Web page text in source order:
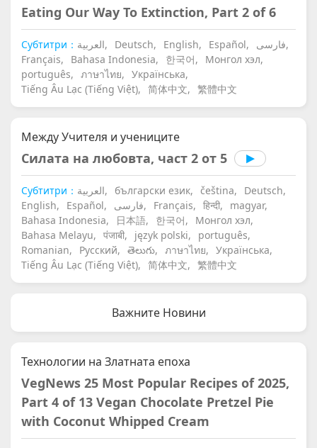
Eating Our Way To Extinction, Part 2 of 6
Субтитри： العربية, Deutsch, English, Español,
فارسی,
Français,
Bahasa Indonesia, 한국어,
Монгол хэл,
português, ภาษาไทย, Українська,
Tiếng Âu Lạc (Tiếng Việt), 简体中文, 繁體中文
Между Учителя и учениците
Силата на любовта, част 2 от 5
Субтитри： العربية, български език, čeština,
Deutsch,
English,
Español, فارسی, Français, हिन्दी,
magyar,
Bahasa Indonesia,
日本語, 한국어,
Монгол хэл,
Bahasa Melayu, पंजाबी, język polski,
português,
Romanian,
Русский, తెలుగు, ภาษาไทย, Українська,
Tiếng Âu Lạc (Tiếng Việt), 简体中文, 繁體中文
Важните Новини
Технологии на Златната епоха
VegNews 25 Most Popular Recipes of 2025,
Part 4 of 13 Vegan Chocolate Pretzel Pie
with Coconut Whipped Cream